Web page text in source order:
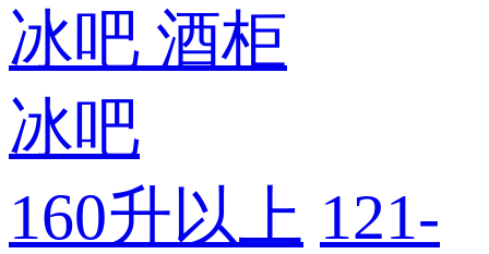
冰吧 酒柜
冰吧
160升以上 121-